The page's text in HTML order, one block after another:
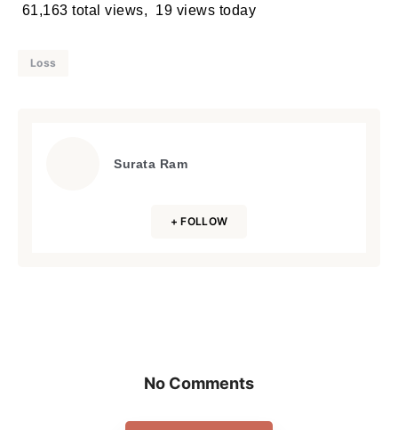
61,163 total views, 19 views today
Loss
Surata Ram
+ FOLLOW
No Comments